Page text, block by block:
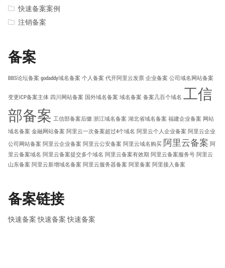
快速备案案例
注销备案
备案
BBS论坛备案 godaddy域名备案 个人备案 代开阿里云发票 企业备案 公司域名网站备案
变更ICP备案主体 四川网站备案 国外域名备案 域名备案 备案几百个域名 工信
部备案 工信部备案后缀 浙江域名备案 湖北省域名备案 福建企业备案 网站
域名备案 金融网站备案 阿里云一次备案超过4个域名 阿里云个人企业备案 阿里云企业
公司网站备案 阿里云企业备案 阿里云公安备案 阿里云域名购买 阿里云备案 阿
里云备案域名 阿里云备案提交多个域名 阿里云备案有效期 阿里云备案服务号 阿里云
山东备案 阿里云新增域名备案 阿里云服务器备案 阿里备案 阿里接入备案
备案链接
快速备案 快速备案 快速备案